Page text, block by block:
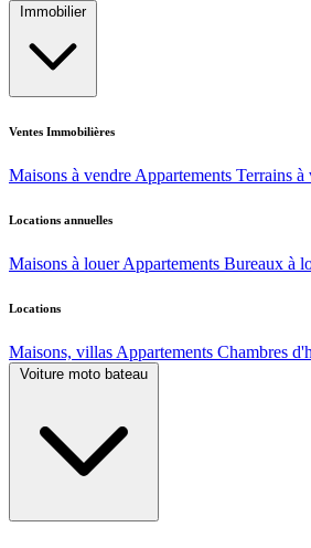
Immobilier
Ventes Immobilières
Maisons à vendre Appartements Terrains à
Locations annuelles
Maisons à louer Appartements Bureaux à
Locations
Maisons, villas Appartements Chambres
Voiture moto bateau